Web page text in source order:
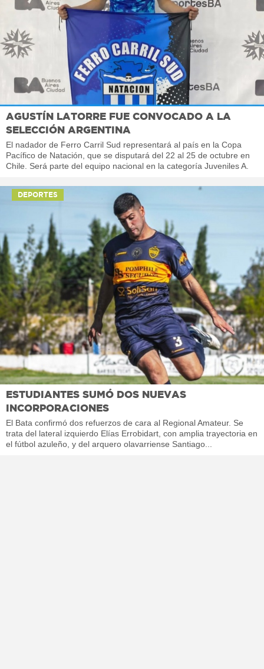
AGUSTÍN LATORRE FUE CONVOCADO A LA
SELECCIÓN ARGENTINA
El nadador de Ferro Carril Sud representará al país en la Copa
Pacífico de Natación, que se disputará del 22 al 25 de octubre en
Chile. Será parte del equipo nacional en la categoría Juveniles A.
DEPORTES
ESTUDIANTES SUMÓ DOS NUEVAS
INCORPORACIONES
El Bata confirmó dos refuerzos de cara al Regional Amateur. Se
trata del lateral izquierdo Elías Errobidart, con amplia trayectoria en
el fútbol azuleño, y del arquero olavarriense Santiago...